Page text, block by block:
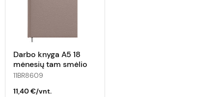
Darbo knyga A5 18
mėnesių tam smėlio
11BR8609
11,40 €/vnt.